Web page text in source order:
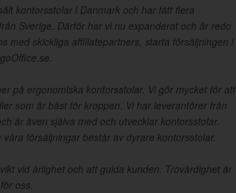
kontorsstolar i Danmark och har fått flera
Sverige. Därför har vi nu expanderat och är redo
med skickliga affiliatepartners, starta försäljningen i
på ergonomiska kontorsstolar. Vi gör mycket för att
som är bäst för kroppen. Vi har leverantörer från
är även själva med och utvecklar kontorsstolar.
våra försäljningar består av dyrare kontorsstolar.
vid ärlighet och att guida kunden. Trovärdighet är
oss.